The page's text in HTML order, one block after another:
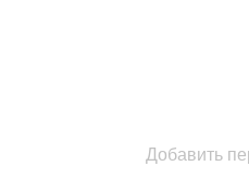
Добавить